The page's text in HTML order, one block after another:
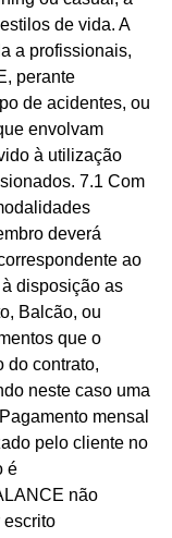
de vida. A
a profissionais,
perante
de acidentes, ou
envolvam
à utilização
7.1 Com
deverá
ao
disposição as
Balcão, ou
que o
do contrato,
neste caso uma
mensal
pelo cliente no
é
não
escrito